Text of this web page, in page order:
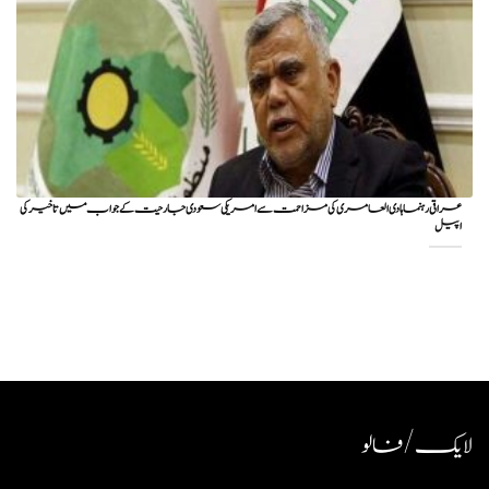
عراقی رہنما ہادی العامری کی مزاحمت سے امریکی سعودی جارحیت کے جواب میں تاخیر کی
اپیل
لایک / فالو